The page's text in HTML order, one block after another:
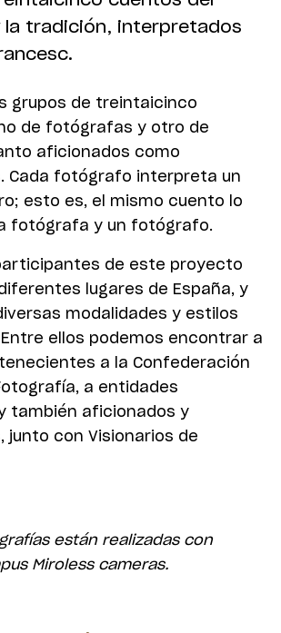
la tradición, interpretados
grupos de treintaicinco
de fotógrafas y otro de
aficionados como
Cada fotógrafo interpreta un
esto es, el mismo cuento lo
fotógrafa y un fotógrafo.
de este proyecto
lugares de España, y
modalidades y estilos
ellos podemos encontrar a
a la Confederación
a entidades
también aficionados y
junto con Visionarios de
están realizadas con
Miroless cameras.